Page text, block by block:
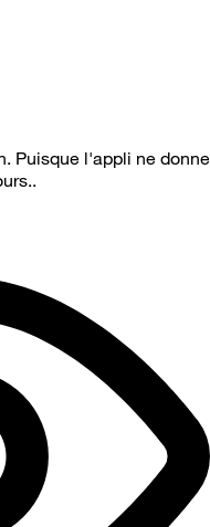
Puisque l'appli ne donne